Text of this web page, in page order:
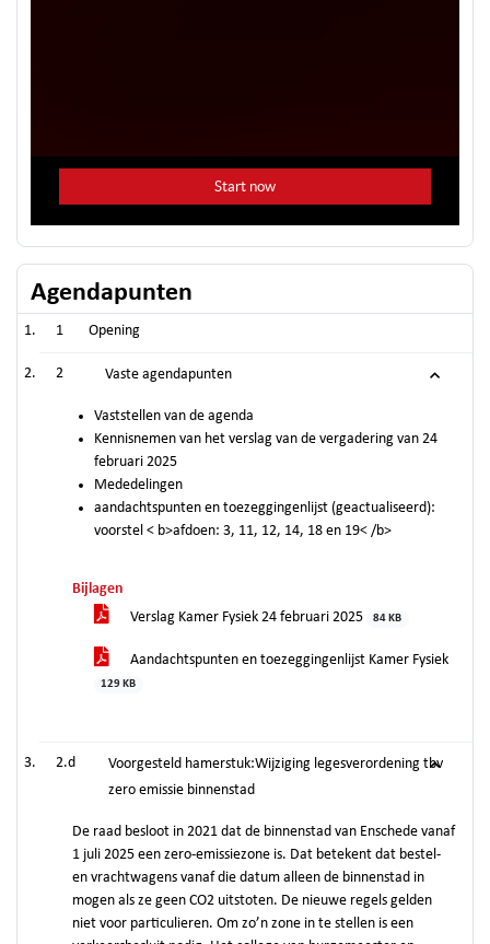
Agendapunten
1 Opening
2 Vaste agendapunten
Vaststellen van de agenda
Kennisnemen van het verslag van de vergadering van 24
februari 2025
Mededelingen
aandachtspunten en toezeggingenlijst (geactualiseerd):
voorstel < b>afdoen: 3, 11, 12, 14, 18 en 19< /b>
Bijlagen
Verslag Kamer Fysiek 24 februari 2025
84 KB
Aandachtspunten en toezeggingenlijst Kamer Fysiek
129 KB
2.d
Voorgesteld hamerstuk:Wijziging legesverordening tbv
zero emissie binnenstad
De raad besloot in 2021 dat de binnenstad van Enschede vanaf
1 juli 2025 een zero-emissiezone is. Dat betekent dat bestel-
en vrachtwagens vanaf die datum alleen de binnenstad in
mogen als ze geen CO2 uitstoten. De nieuwe regels gelden
niet voor particulieren. Om zo’n zone in te stellen is een